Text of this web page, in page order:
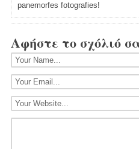
panemorfes fotografies!
Αφήστε το σχόλιό